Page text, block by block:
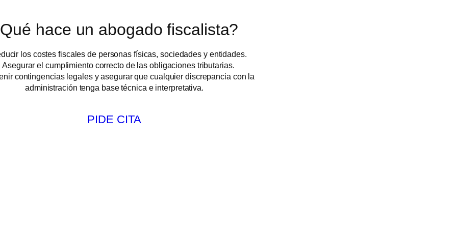
hace un abogado fiscalista?
los costes fiscales de personas físicas, sociedades y entidades.
Asegurar el cumplimiento correcto de las obligaciones tributarias.
contingencias legales y asegurar que cualquier discrepancia con la
administración tenga base técnica e interpretativa.
PIDE CITA